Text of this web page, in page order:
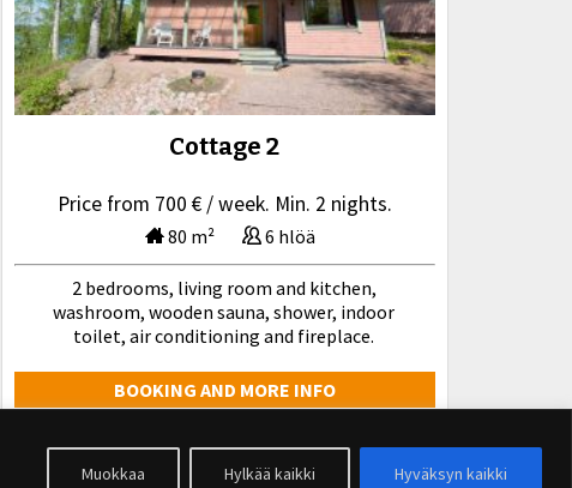
Muokkaa Hylkää kaikki Hyväksyn kaikki
Cottage 2
Price from 700 € / week. Min. 2 nights.
80 m² 6 hlöä
2 bedrooms, living room and kitchen,
washroom, wooden sauna, shower, indoor
toilet, air conditioning and fireplace.
BOOKING AND MORE INFO